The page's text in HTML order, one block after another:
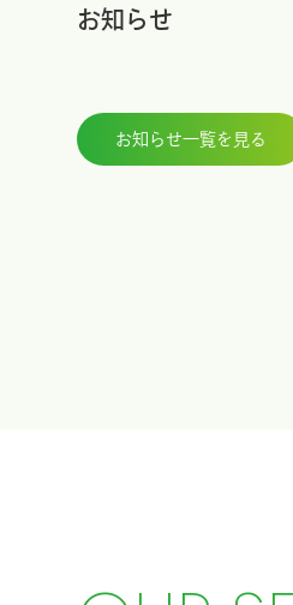
お知らせ
お知らせ一覧を見る